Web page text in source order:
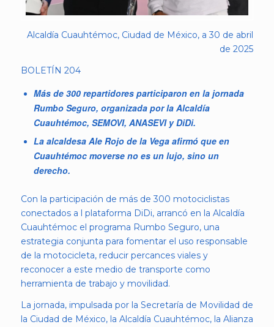
Alcaldía Cuauhtémoc, Ciudad de México, a 30 de abril
de 2025
BOLETÍN 204
Más de 300 repartidores participaron en la jornada
Rumbo Seguro, organizada por la Alcaldía
Cuauhtémoc, SEMOVI, ANASEVI y DiDi.
La alcaldesa Ale Rojo de la Vega afirmó que en
Cuauhtémoc moverse no es un lujo, sino un
derecho.
Con la participación de más de 300 motociclistas
conectados a l plataforma DiDi, arrancó en la Alcaldía
Cuauhtémoc el programa Rumbo Seguro, una
estrategia conjunta para fomentar el uso responsable
de la motocicleta, reducir percances viales y
reconocer a este medio de transporte como
herramienta de trabajo y movilidad.
La jornada, impulsada por la Secretaría de Movilidad de
la Ciudad de México, la Alcaldía Cuauhtémoc, la Alianza